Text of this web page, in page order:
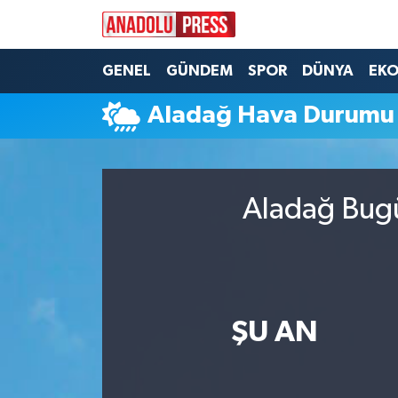
GENEL GÜNDEM SPOR DÜNYA
Aladağ Hava Durumu
Aladağ
ŞU AN
Nöbetçi Eczaneler
Hava Durumu